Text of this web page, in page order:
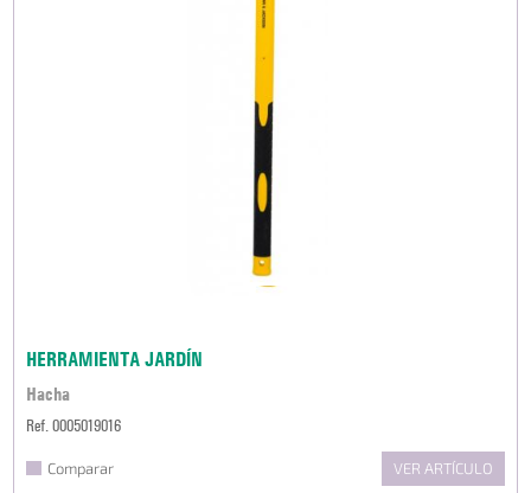
HERRAMIENTA JARDÍN
Hacha
Ref. 0005019016
Comparar VER ARTÍCULO